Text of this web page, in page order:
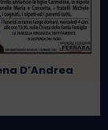
D’Andrea